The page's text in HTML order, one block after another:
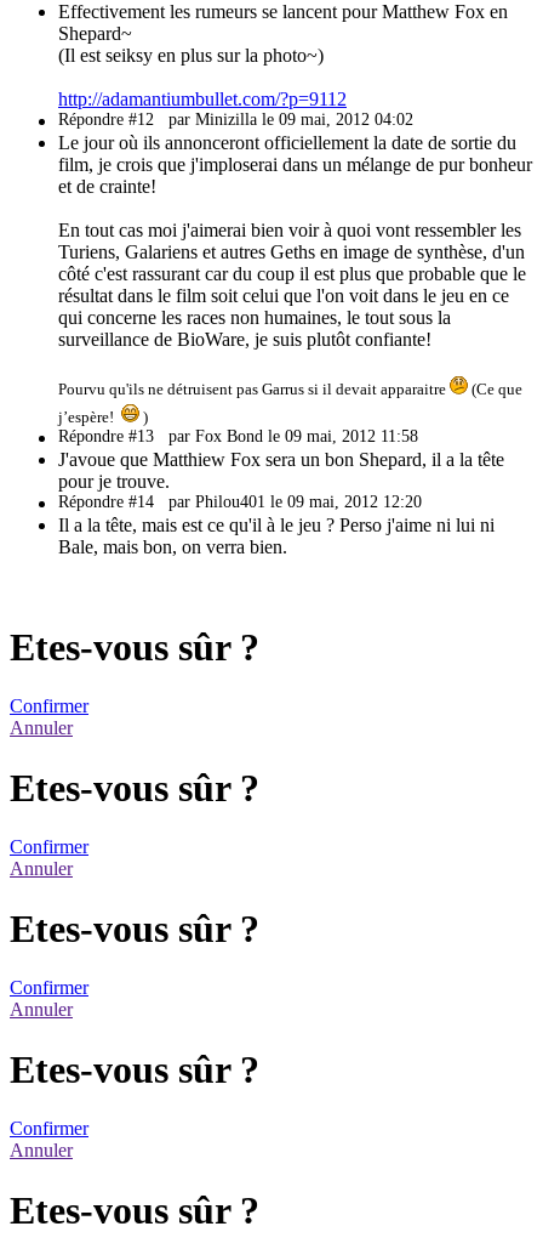
Effectivement les rumeurs se lancent pour Matthew Fox en
Shepard~
(Il est seiksy en plus sur la photo~)
http://adamantiumbullet.com/?p=9112
Répondre #12 par Minizilla le 09 mai, 2012 04:02
Le jour où ils annonceront officiellement la date de sortie du
film, je crois que j'imploserai dans un mélange de pur bonheur
et de crainte!
En tout cas moi j'aimerai bien voir à quoi vont ressembler les
Turiens, Galariens et autres Geths en image de synthèse, d'un
côté c'est rassurant car du coup il est plus que probable que le
résultat dans le film soit celui que l'on voit dans le jeu en ce
qui concerne les races non humaines, le tout sous la
surveillance de BioWare, je suis plutôt confiante!
Pourvu qu'ils ne détruisent pas Garrus si il devait apparaitre
(Ce que
j’espère!
)
Répondre #13 par Fox Bond le 09 mai, 2012 11:58
J'avoue que Matthiew Fox sera un bon Shepard, il a la tête
pour je trouve.
Répondre #14 par Philou401 le 09 mai, 2012 12:20
Il a la tête, mais est ce qu'il à le jeu ? Perso j'aime ni lui ni
Bale, mais bon, on verra bien.
Etes-vous sûr ?
Confirmer
Annuler
Etes-vous sûr ?
Confirmer
Annuler
Etes-vous sûr ?
Confirmer
Annuler
Etes-vous sûr ?
Confirmer
Annuler
Etes-vous sûr ?